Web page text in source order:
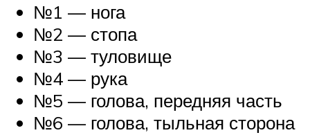
№1 — нога
№2 — стопа
№3 — туловище
№4 — рука
№5 — голова, передняя часть
№6 — голова, тыльная сторона